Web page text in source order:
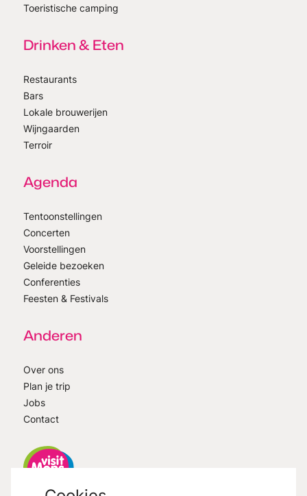
Toeristische camping
Drinken & Eten
Restaurants
Bars
Lokale brouwerijen
Wijngaarden
Terroir
Agenda
Tentoonstellingen
Concerten
Voorstellingen
Geleide bezoeken
Conferenties
Feesten & Festivals
Anderen
Over ons
Plan je trip
Jobs
Contact